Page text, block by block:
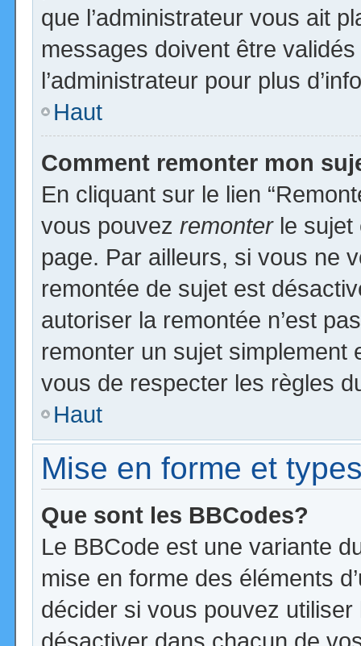
que l’administrateur vous ait
messages doivent être
l’administrateur pour plus
Haut
Comment remonter mon
En cliquant sur le lien
vous pouvez remonterle sujet
page. Par ailleurs, si vous ne
remontée de sujet est
autoriser la remontée n’est
remonter un sujet
vous de respecter les règles
Haut
Mise en forme et
Que sont les BBCodes?
Le BBCode est une variante
mise en forme des éléments
décider si vous pouvez